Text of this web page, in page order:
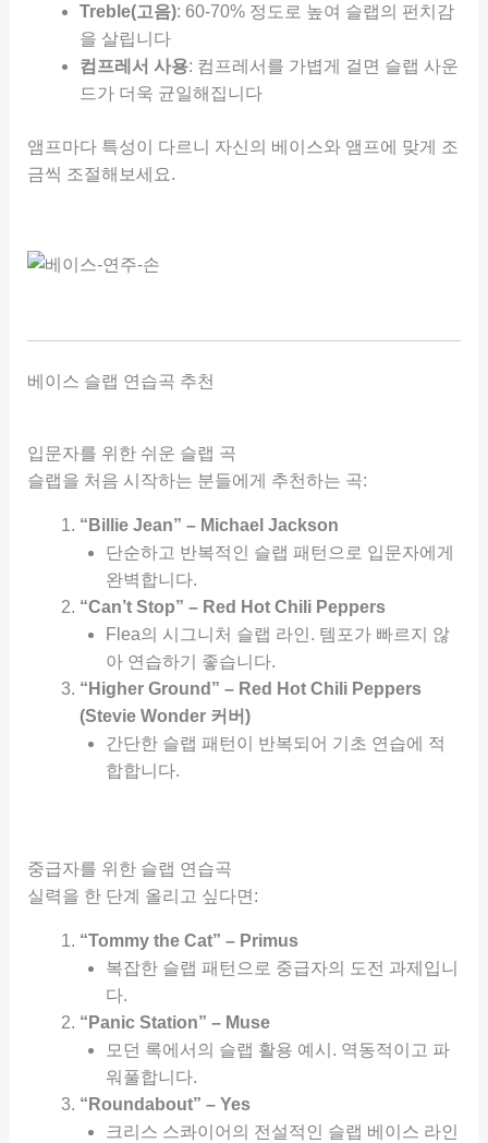
Treble(고음): 60-70% 정도로 높여 슬랩의 펀치감
을 살립니다
컴프레서 사용: 컴프레서를 가볍게 걸면 슬랩 사운
드가 더욱 균일해집니다
앰프마다 특성이 다르니 자신의 베이스와 앰프에 맞게 조
금씩 조절해보세요.
베이스 슬랩 연습곡 추천
입문자를 위한 쉬운 슬랩 곡
슬랩을 처음 시작하는 분들에게 추천하는 곡:
“Billie Jean” – Michael Jackson
단순하고 반복적인 슬랩 패턴으로 입문자에게
완벽합니다.
“Can’t Stop” – Red Hot Chili Peppers
Flea의 시그니처 슬랩 라인. 템포가 빠르지 않
아 연습하기 좋습니다.
“Higher Ground” – Red Hot Chili Peppers
(Stevie Wonder 커버)
간단한 슬랩 패턴이 반복되어 기초 연습에 적
합합니다.
중급자를 위한 슬랩 연습곡
실력을 한 단계 올리고 싶다면:
“Tommy the Cat” – Primus
복잡한 슬랩 패턴으로 중급자의 도전 과제입니
다.
“Panic Station” – Muse
모던 록에서의 슬랩 활용 예시. 역동적이고 파
워풀합니다.
“Roundabout” – Yes
크리스 스콰이어의 전설적인 슬랩 베이스 라인